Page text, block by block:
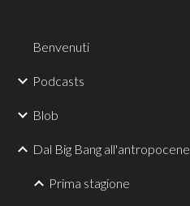
Benvenuti
Podcasts
Blob
Dal Big Bang all'antropocene
Prima stagione